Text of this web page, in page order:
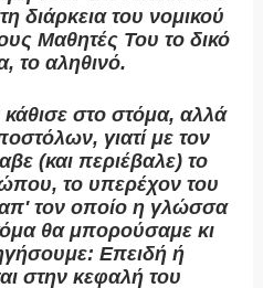
διάρκεια του νομικού
Μαθητές Του το δικό
το αληθινό.
στο στόμα, αλλά
γιατί με τον
(και περιέβαλε) το
το υπερέχον του
τον οποίο η γλώσσα
θα μπορούσαμε κι
Επειδή ή
στην κεφαλή του